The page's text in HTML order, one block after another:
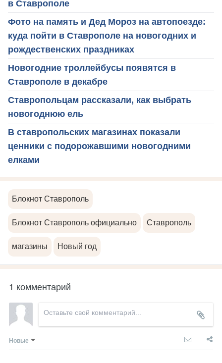
в Ставрополе
Фото на память и Дед Мороз на автопоезде:
куда пойти в Ставрополе на новогодних и
рождественских праздниках
Новогодние троллейбусы появятся в
Ставрополе в декабре
Ставропольцам рассказали, как выбрать
новогоднюю ель
В ставропольских магазинах показали
ценники с подорожавшими новогодними
елками
Блокнот Ставрополь
Блокнот Ставрополь официально Ставрополь
магазины Новый год
1 комментарий
Новые